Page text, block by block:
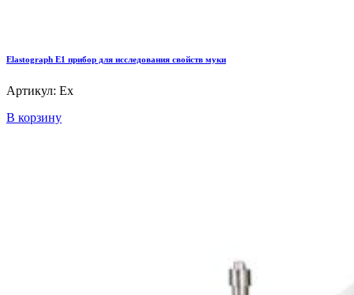
Elastograph E1 прибор для исследования свойств муки
Артикул: Ex
В корзину